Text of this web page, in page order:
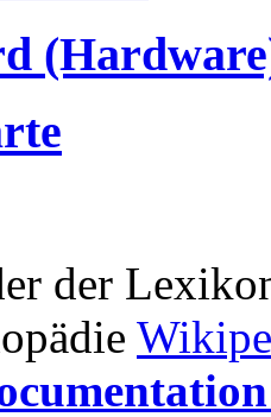
der